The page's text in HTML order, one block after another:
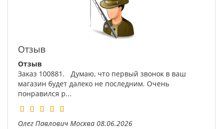
Отзыв
Отзыв
Заказ 100881. Думаю, что первый звонок в ваш
магазин будет далеко не последним. Очень
понравился р...
Олег Павлович Москва 08.06.2026